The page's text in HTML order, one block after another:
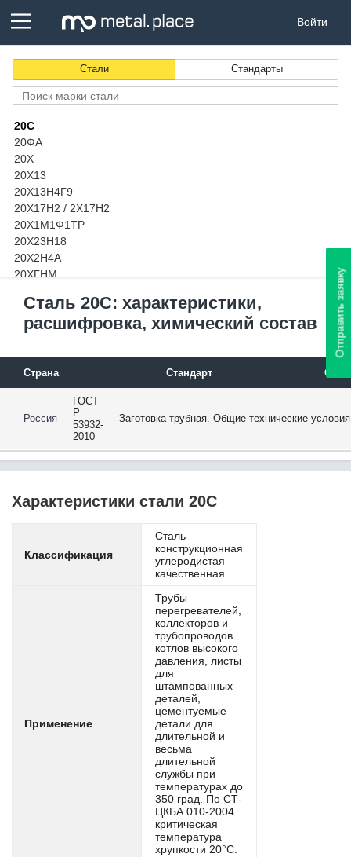
Войти
Стали Стандарты
20К
20кп
20КТ
20Н2М
20пс
20С
20ФА
20Х
20Х13
20Х13Н4Г9
20Х17Н2 / 2Х17Н2
20Х1М1Ф1ТР
20Х23Н18
20Х2Н4А
20ХГНМ
20ХГНТР
20ХГР
20ХМ
20ХМФА
20ХН
20ХН2МА
20ХН4ФА
20ХНР
20ЮЧ
22MnB4
25Mn4
Сталь 20С: характеристики,
расшифровка, химический состав
Страна Стандарт
Россия
ГОСТ
Р
53932-
2010
Заготовка трубная. Общие технические условия
Характеристики стали 20С
Классификация
Сталь
конструкционная
углеродистая
качественная.
Применение
Трубы
перегревателей,
коллекторов и
трубопроводов
котлов высокого
давления, листы
для
штампованных
деталей,
цементуемые
детали для
длительной и
весьма
длительной
службы при
температурах до
350 град. По СТ-
ЦКБА 010-2004
критическая
температура
хрупкости 20°С.
Отправить заявку